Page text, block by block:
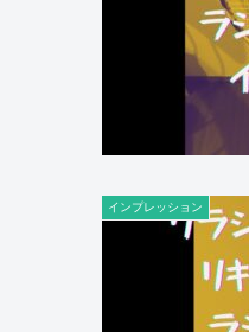
インプレッション